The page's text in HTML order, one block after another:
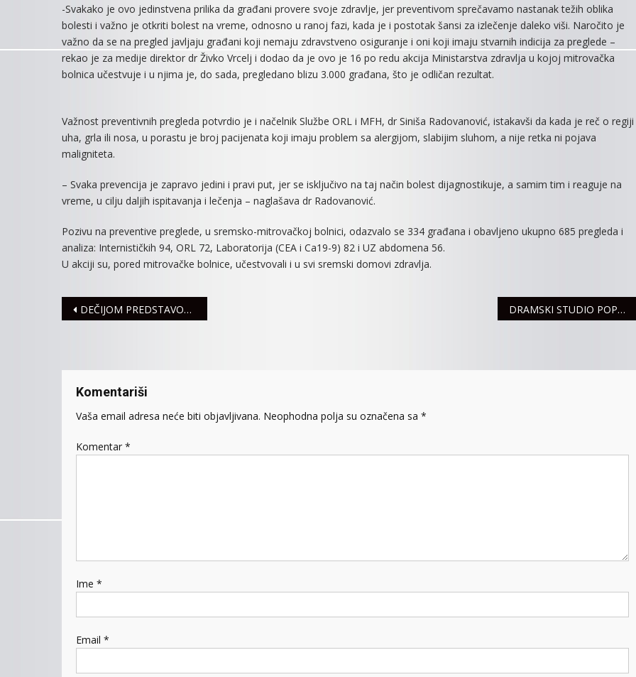
-Svakako je ovo jedinstvena prilika da građani provere svoje zdravlje, jer preventivom sprečavamo nastanak težih oblika
bolesti i važno je otkriti bolest na vreme, odnosno u ranoj fazi, kada je i postotak šansi za izlečenje daleko viši. Naročito je
važno da se na pregled javljaju građani koji nemaju zdravstveno osiguranje i oni koji imaju stvarnih indicija za preglede –
rekao je za medije direktor dr Živko Vrcelj i dodao da je ovo je 16 po redu akcija Ministarstva zdravlja u kojoj mitrovačka
bolnica učestvuje i u njima je, do sada, pregledano blizu 3.000 građana, što je odličan rezultat.
Važnost preventivnih pregleda potvrdio je i načelnik Službe ORL i MFH, dr Siniša Radovanović, istakavši da kada je reč o regiji
uha, grla ili nosa, u porastu je broj pacijenata koji imaju problem sa alergijom, slabijim sluhom, a nije retka ni pojava
maligniteta.
– Svaka prevencija je zapravo jedini i pravi put, jer se isključivo na taj način bolest dijagnostikuje, a samim tim i reaguje na
vreme, u cilju daljih ispitavanja i lečenja – naglašava dr Radovanović.
Pozivu na preventive preglede, u sremsko-mitrovačkoj bolnici, odazvalo se 334 građana i obavljeno ukupno 685 pregleda i
analiza: Internističkih 94, ORL 72, Laboratorija (CEA i Ca19-9) 82 i UZ abdomena 56.
U akciji su, pored mitrovačke bolnice, učestvovali i u svi sremski domovi zdravlja.
Navigacija
DEČIJOM PREDSTAVOM POČINJE NOVA SEZONA DRAMSKI STUDIO POPOVIĆEVE ŠKOLE OVENČAN NAGRADAMA
Komentariši
Vaša email adresa neće biti objavljivana. Neophodna polja su označena sa *
Komentar *
Ime *
Email *